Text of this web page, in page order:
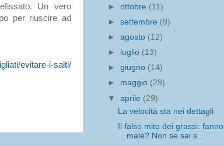
Un vero
per riuscire ad
evitare-i-salti/
►ottobre (11)
►settembre (9)
►agosto (12)
►
luglio (13)
►giugno (14)
► maggio (29)
▼aprile (29)
La velocità sta nei dettagli
Il falso mito dei grassi: fanno
male? Non se sai s...